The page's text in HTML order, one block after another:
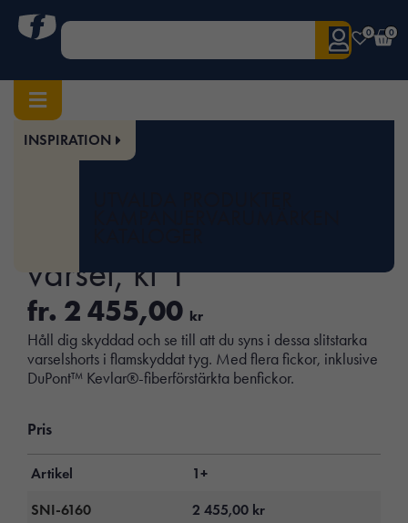
0 0
INSPIRATION
Hem/Herr/Underdelar
varsel, kl 1
fr. 2 455,00 kr
Håll dig skyddad och se till att du syns i dessa slitstarka
varselshorts i flamskyddat tyg. Med flera fickor, inklusive
DuPont™ Kevlar®-fiberförstärkta benfickor.
Pris
Artikel
1+
SNI-6160
2 455,00 kr